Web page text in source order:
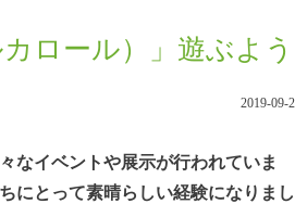
ロール）」遊ぶよう
2019-09-
なイベントや展示が行われていま
にとって素晴らしい経験になりまし